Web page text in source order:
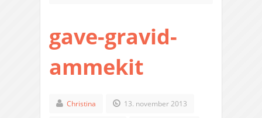
gave-gravid-
ammekit
Christina 13. november 2013